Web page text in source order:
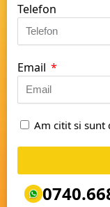
Telefon
Email
Am citit si sunt